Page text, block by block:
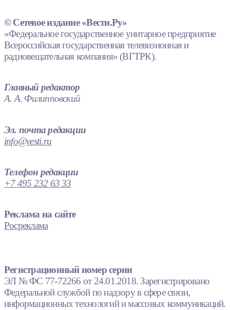
© Сетевое издание «Вести.Ру»
«Федеральное государственное унитарное предприятие
Всероссийская государственная телевизионная и
радиовещательная компания» (ВГТРК).
Главный редактор
А. А. Филипповский
Эл. почта редакции
info@vesti.ru
Телефон редакции
+7 495 232 63 33
Реклама на сайте
Росреклама
Регистрационный номер серии
ЭЛ № ФС 77-72266 от 24.01.2018. Зарегистрировано
Федеральной службой по надзору в сфере связи,
информационных технологий и массовых коммуникаций.